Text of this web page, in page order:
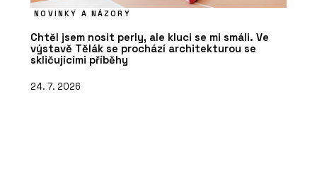
NOVINKY A NÁZORY
Chtěl jsem nosit perly, ale kluci se mi smáli. Ve
výstavě Tělák se prochází architekturou se
skličujícími příběhy
24. 7. 2026